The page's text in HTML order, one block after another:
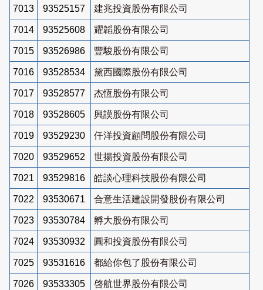
7013 93525157 建兆投資股份有限公司
7014 93525608 耀韜股份有限公司
7015 93526986 豐駿股份有限公司
7016 93528534 黛西國際股份有限公司
7017 93528577 杰恆股份有限公司
7018 93528605 興謨股份有限公司
7019 93529230 仟洋投資顧問股份有限公司
7020 93529652 世揚投資股份有限公司
7021 93529816 皓談心理科技股份有限公司
7022 93530671 合意生活建設開發股份有限公司
7023 93530784 孵大股份有限公司
7024 93530932 圓和投資股份有限公司
7025 93531616 都給你包了股份有限公司
7026 93533305 啓航世界股份有限公司